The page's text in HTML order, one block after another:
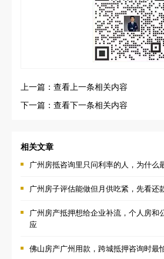
上一篇：查看上一条相关内容
下一篇：查看下一条相关内容
相关文章
广州房抵咨询里只问利率的人，为什么
广州房子评估能做但月供吃紧，先看还
广州房产抵押想给企业补流，个人房和
应
佛山房产广州用款，跨城抵押咨询时最